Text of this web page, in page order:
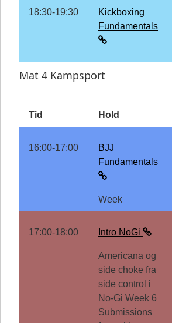
18:30-19:30
Kickboxing
Fundamentals
Mat 4 Kampsport
Tid Hold
16:00-17:00
BJJ
Fundamentals
Week
17:00-18:00 Intro NoGi
Americana og
side choke fra
side control i
No-Gi Week 6
Submissions